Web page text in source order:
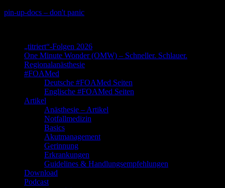
Skip
pin-up-docs – don't panic
„titriert“-Folgen 2026
One Minute Wonder (OMW) – Schneller. Schlauer.
Regionalanästhesie
#FOAMed
Deutsche #FOAMed Seiten
Englische #FOAMed Seiten
Artikel
Anästhesie – Artikel
Notfallmedizin
Basics
Akutmanagement
Gerinnung
Erkrankungen
Guidelines & Handlungsempfehlungen
Download
Podcast